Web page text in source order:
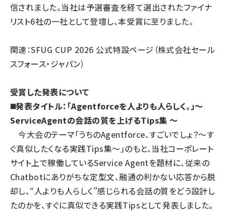
信されました。当社は予選審査を経て選出されたファイナ
リスト6社の一社として登壇し、本受賞に至りました。
関連：SFUG CUP 2026 公式特設ページ（株式会社セール
スフォース・ジャパン）
受賞した発表について
◼️発表タイトル：「Agentforceを人よりも人らしく。」～
ServiceAgentの会話の質を上げるTips集 ～
今大会のテーマ「うちのAgentforce、すごいでしょ？～す
ぐ真似したくなる実践Tips集～」のもと、当社コーポレート
サイト上で稼働しているService Agentを題材に、従来の
Chatbotにありがちな定型文、融通の利かない応答から脱
却し、“人よりも人らしく”感じられる会話の質をどう設計し
たのかを、すぐに真似できる実践Tipsとして発表しました。